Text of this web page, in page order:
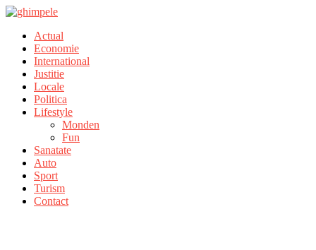
Actual
Economie
International
Justitie
Locale
Politica
Lifestyle
Monden
Fun
Sanatate
Auto
Sport
Turism
Contact